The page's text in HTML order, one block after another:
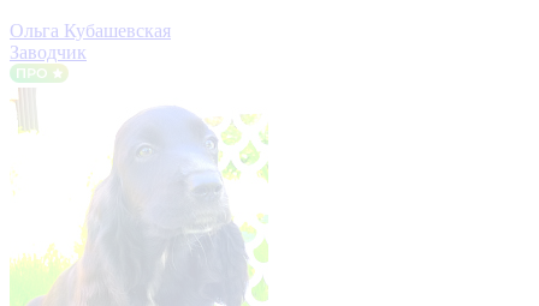
Ольга Кубашевская
Заводчик